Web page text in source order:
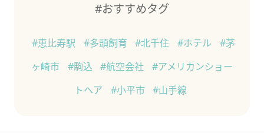
#おすすめタグ
#恵比寿駅 #多頭飼育 #北千住 #ホテル
#茅
ヶ崎市
#駒込 #航空会社
#アメリカンショー
トヘア
#小平市 #山手線